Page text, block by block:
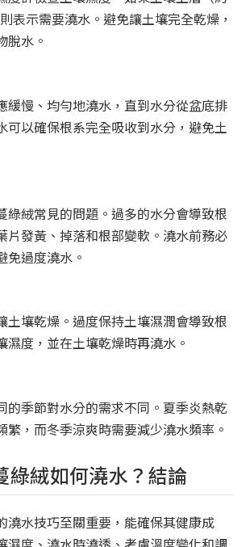
表示需要澆水。避免讓土壤完全乾燥，
脫水。
緩慢、均勻地澆水，直到水分從盆底排
可以確保根系完全吸收到水分，避免土
綠絨常見的問題。過多的水分會導致根
片發黃、掉落和根部變軟。澆水前務必
免過度澆水。
土壤乾燥。過度保持土壤濕潤會導致根
濕度，並在土壤乾燥時再澆水。
的季節對水分的需求不同。夏季炎熱乾
繁，而冬季涼爽時需要減少澆水頻率。
綠絨如何澆水？結論
澆水技巧至關重要，能確保其健康成